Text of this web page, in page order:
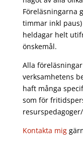
Föreläsningarna
timmar inkl
heldagar helt
önskemål.
Alla
verksamhetens
haft många
som för
Kontakta mig